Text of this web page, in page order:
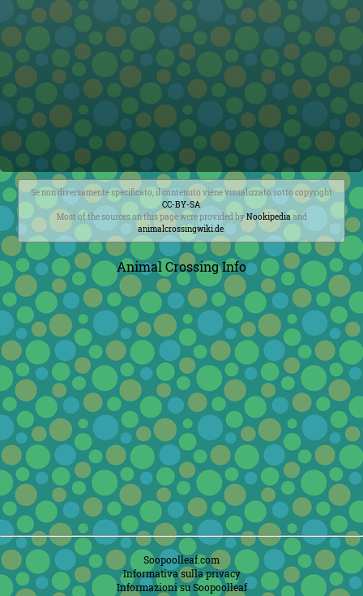
Se non diversamente specificato, il contenuto viene visualizzato sotto copyright
CC-BY-SA.
Most of the sources on this page were provided byNookipediaand
animalcrossingwiki.de.
Animal Crossing Info
Soopoolleaf.com
Informativa sulla privacy
Informazioni su Soopoolleaf